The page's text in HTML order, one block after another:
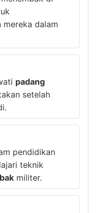
mereka dalam
padang
setelah
pendidikan
teknik
militer.